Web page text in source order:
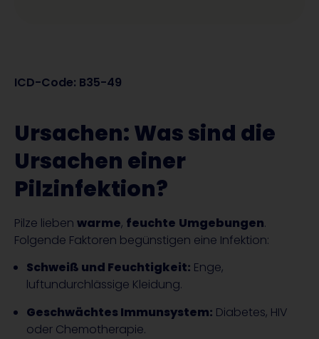
ICD-Code: B35-49
Ursachen: Was sind die
Ursachen einer
Pilzinfektion?
Pilze lieben warme, feuchte Umgebungen.
Folgende Faktoren begünstigen eine Infektion:
Schweiß und Feuchtigkeit: Enge,
luftundurchlässige Kleidung.
Geschwächtes Immunsystem: Diabetes, HIV
oder Chemotherapie.